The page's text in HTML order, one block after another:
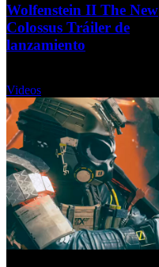
Wolfenstein II The New
Colossus Tráiler de
lanzamiento
Videos